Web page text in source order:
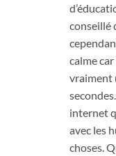
conseillé
calme
vraiment
internet
avec les
choses.